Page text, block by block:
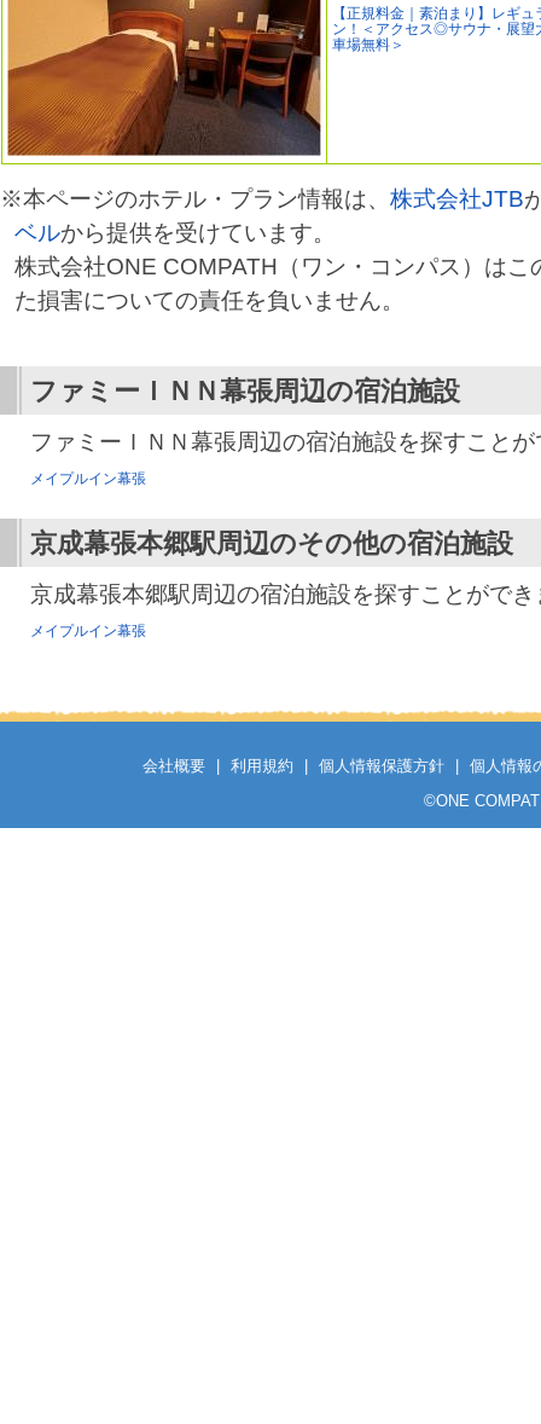
【正規料金｜素泊まり】レギュ
ン！＜アクセス◎サウナ・展
車場無料＞
※本ページのホテル・プラン情報は、 株式会社JTB
ベルから提供を受けています。
株式会社ONE COMPATH（ワン・コンパス）はこ
た損害についての責任を負いません。
ファミーＩＮＮ幕張周辺の宿泊施設
ファミーＩＮＮ幕張周辺の宿泊施設を探すこと
メイプルイン幕張
京成幕張本郷駅周辺のその他の宿泊施設
京成幕張本郷駅周辺の宿泊施設を探すことができ
メイプルイン幕張
会社概要 利用規約 個人情報保護方針
個人情報
©ONE